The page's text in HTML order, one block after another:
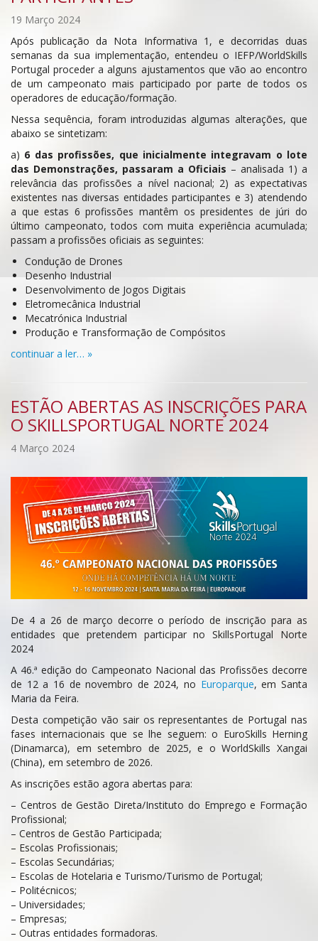
19 Março 2024
Após publicação da Nota Informativa 1, e decorridas duas
semanas da sua implementação, entendeu o IEFP/WorldSkills
Portugal proceder a alguns ajustamentos que vão ao encontro
de um campeonato mais participado por parte de todos os
operadores de educação/formação.
Nessa sequência, foram introduzidas algumas alterações, que
abaixo se sintetizam:
a) 6 das profissões, que inicialmente integravam o lote
das Demonstrações, passaram a Oficiais – analisada 1) a
relevância das profissões a nível nacional; 2) as expectativas
existentes nas diversas entidades participantes e 3) atendendo
a que estas 6 profissões mantêm os presidentes de júri do
último campeonato, todos com muita experiência acumulada;
passam a profissões oficiais as seguintes:
Condução de Drones
Desenho Industrial
Desenvolvimento de Jogos Digitais
Eletromecânica Industrial
Mecatrónica Industrial
Produção e Transformação de Compósitos
continuar a ler… »
ESTÃO ABERTAS AS INSCRIÇÕES PARA
O SKILLSPORTUGAL NORTE 2024
4 Março 2024
De 4 a 26 de março decorre o período de inscrição para as
entidades que pretendem participar no SkillsPortugal Norte
2024
A 46.ª edição do Campeonato Nacional das Profissões decorre
de 12 a 16 de novembro de 2024, no Europarque, em Santa
Maria da Feira.
Desta competição vão sair os representantes de Portugal nas
fases internacionais que se lhe seguem: o EuroSkills Herning
(Dinamarca), em setembro de 2025, e o WorldSkills Xangai
(China), em setembro de 2026.
As inscrições estão agora abertas para:
– Centros de Gestão Direta/Instituto do Emprego e Formação
Profissional;
– Centros de Gestão Participada;
– Escolas Profissionais;
– Escolas Secundárias;
– Escolas de Hotelaria e Turismo/Turismo de Portugal;
– Politécnicos;
– Universidades;
– Empresas;
– Outras entidades formadoras.